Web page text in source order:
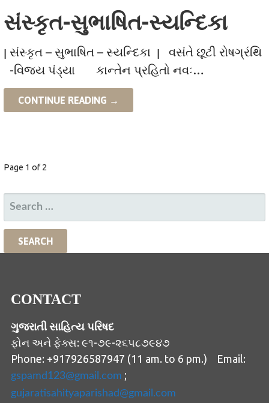
સંસ્કૃત-સુભાષિત-સ્યન્દિકા
ן સંસ્કૃત – સુભાષિત – સ્યન્દિકા ן વસંતે છૂટી રોષગ્રંથિ
-વિજય પંડ્યા કાન્તેન પ્રહિતો નવઃ…
CONTINUE READING →
POST
NAVIGATION
Page 1 of 2
SEARCH
FOR:
CONTACT
ગુજરાતી સાહિત્ય પરિષદ
ફોન અને ફેક્સ: ૯૧-૭૯-૨૬૫૮૭૯૪૭
Phone: +917926587947 (11 am. to 6 pm.) Email:
gspamd123@gmail.com ;
gujaratisahityaparishad@gmail.com